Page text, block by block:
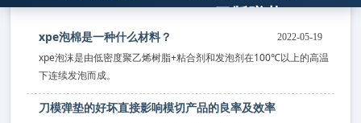
XPE/IXPE
刀版弹垫
压痕线
新闻资讯
机器工具
使用技术
相关产品
IXPE防静电
关于深华
联系我们
印后器材
热门关键词： 刀版弹垫 补底纸 压痕线
0
xpe泡棉是一种什么材料？ 2022-05-19
xpe泡沫是由低密度聚乙烯树脂+粘合剂和发泡剂在100℃以上的高温
下连续发泡而成。
​刀模弹垫的好坏直接影响模切产品的良率及效率